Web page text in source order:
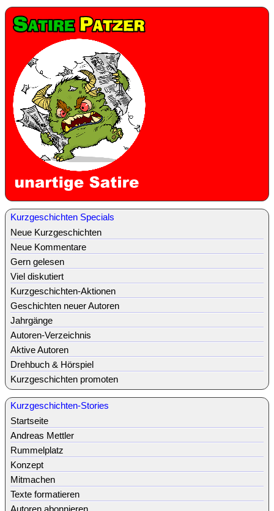
Kurzgeschichten Specials
Neue Kurzgeschichten
Neue Kommentare
Gern gelesen
Viel diskutiert
Kurzgeschichten-Aktionen
Geschichten neuer Autoren
Jahrgänge
Autoren-Verzeichnis
Aktive Autoren
Drehbuch & Hörspiel
Kurzgeschichten promoten
Kurzgeschichten-Stories
Startseite
Andreas Mettler
Rummelplatz
Konzept
Mitmachen
Texte formatieren
Autoren abonnieren